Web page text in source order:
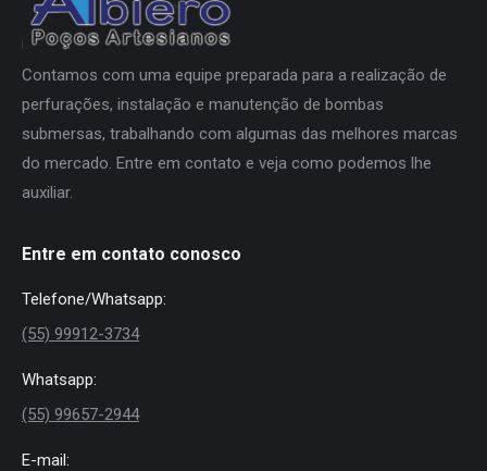
Contamos com uma equipe preparada para a realização de
perfurações, instalação e manutenção de bombas
submersas, trabalhando com algumas das melhores marcas
do mercado. Entre em contato e veja como podemos lhe
auxiliar.
Entre em contato conosco
Telefone/Whatsapp:
(55) 99912-3734
Whatsapp:
(55) 99657-2944
E-mail: